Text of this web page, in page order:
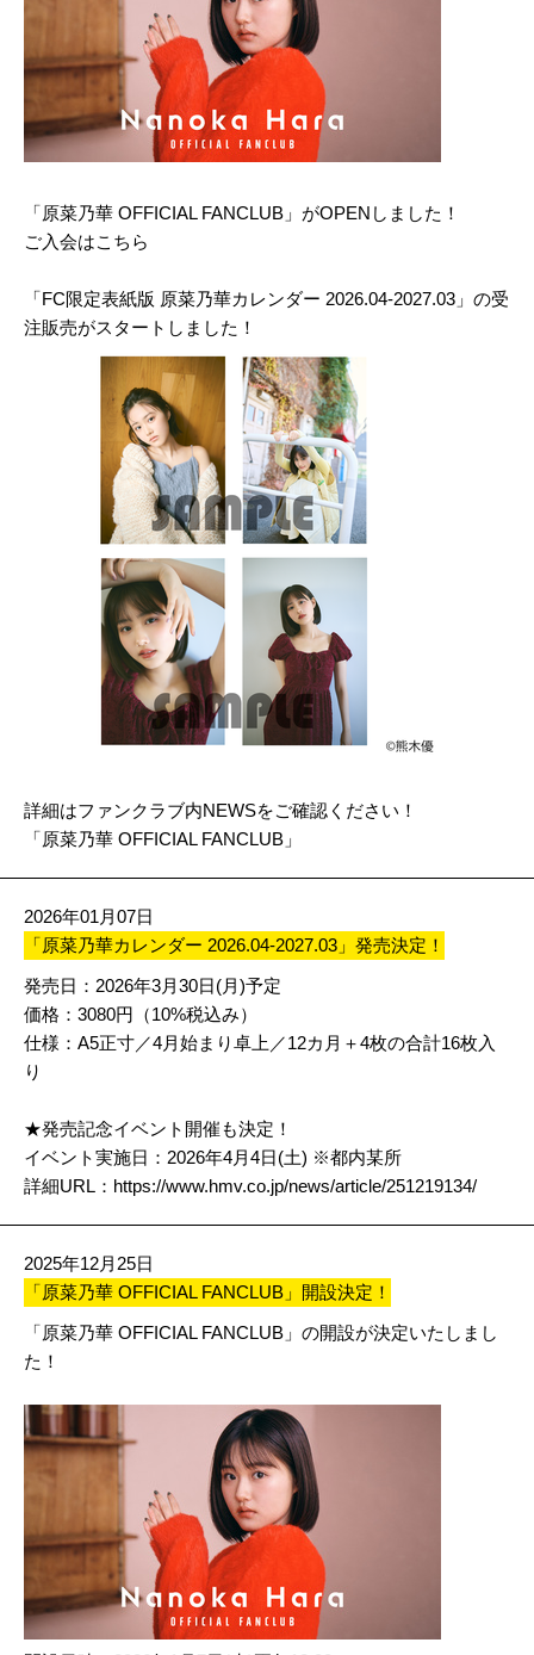
「原菜乃華 OFFICIAL FANCLUB」がOPENしました！
ご入会はこちら
「FC限定表紙版 原菜乃華カレンダー 2026.04-2027.03」の受
注販売がスタートしました！
詳細はファンクラブ内NEWSをご確認ください！
「原菜乃華 OFFICIAL FANCLUB」
2026年01月07日
「原菜乃華カレンダー 2026.04-2027.03」発売決定！
発売日：2026年3月30日(月)予定
価格：3080円（10%税込み）
仕様：A5正寸／4月始まり卓上／12カ月＋4枚の合計16枚入
り
★発売記念イベント開催も決定！
イベント実施日：2026年4月4日(土) ※都内某所
詳細URL： https://www.hmv.co.jp/news/article/251219134/
2025年12月25日
「原菜乃華 OFFICIAL FANCLUB」開設決定！
「原菜乃華 OFFICIAL FANCLUB」の開設が決定いたしまし
た！